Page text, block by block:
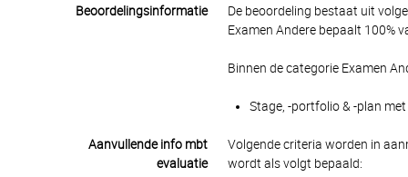
Beoordelingsinformatie
De beoordeling bestaat uit
Examen Andere bepaalt 100%
Binnen de categorie Examen
Stage, -portfolio & -plan
Aanvullende info mbt
evaluatie
Volgende criteria worden in
wordt als volgt bepaald: